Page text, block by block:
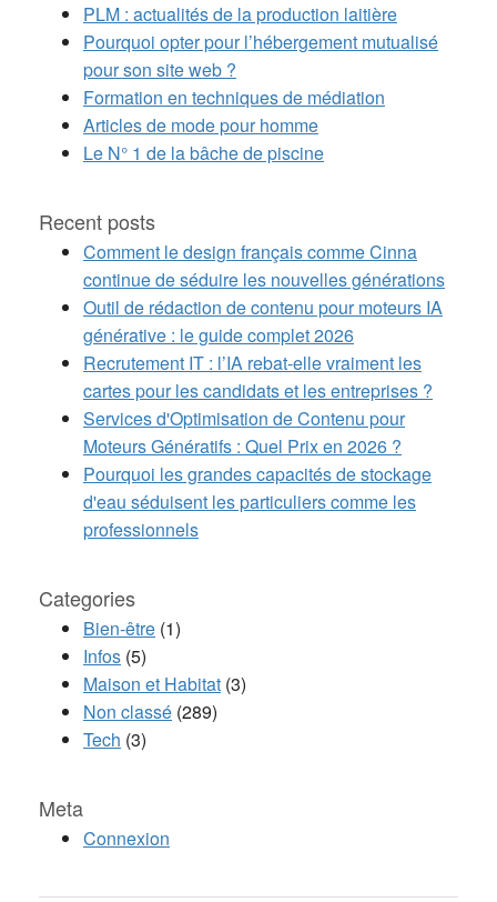
PLM : actualités de la production laitière
Pourquoi opter pour l’hébergement mutualisé
pour son site web ?
Formation en techniques de médiation
Articles de mode pour homme
Le N° 1 de la bâche de piscine
Recent posts
Comment le design français comme Cinna
continue de séduire les nouvelles générations
Outil de rédaction de contenu pour moteurs IA
générative : le guide complet 2026
Recrutement IT : l’IA rebat-elle vraiment les
cartes pour les candidats et les entreprises ?
Services d'Optimisation de Contenu pour
Moteurs Génératifs : Quel Prix en 2026 ?
Pourquoi les grandes capacités de stockage
d'eau séduisent les particuliers comme les
professionnels
Categories
Bien-être (1)
Infos (5)
Maison et Habitat (3)
Non classé (289)
Tech (3)
Meta
Connexion